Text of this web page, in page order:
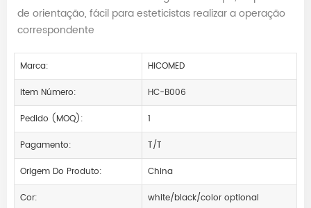
de orientação, fácil para esteticistas realizar a operação
correspondente
Marca:
HICOMED
Item Número:
HC-B006
Pedido (MOQ):
1
Pagamento:
T/T
Origem Do Produto:
China
Cor:
white/black/color optional